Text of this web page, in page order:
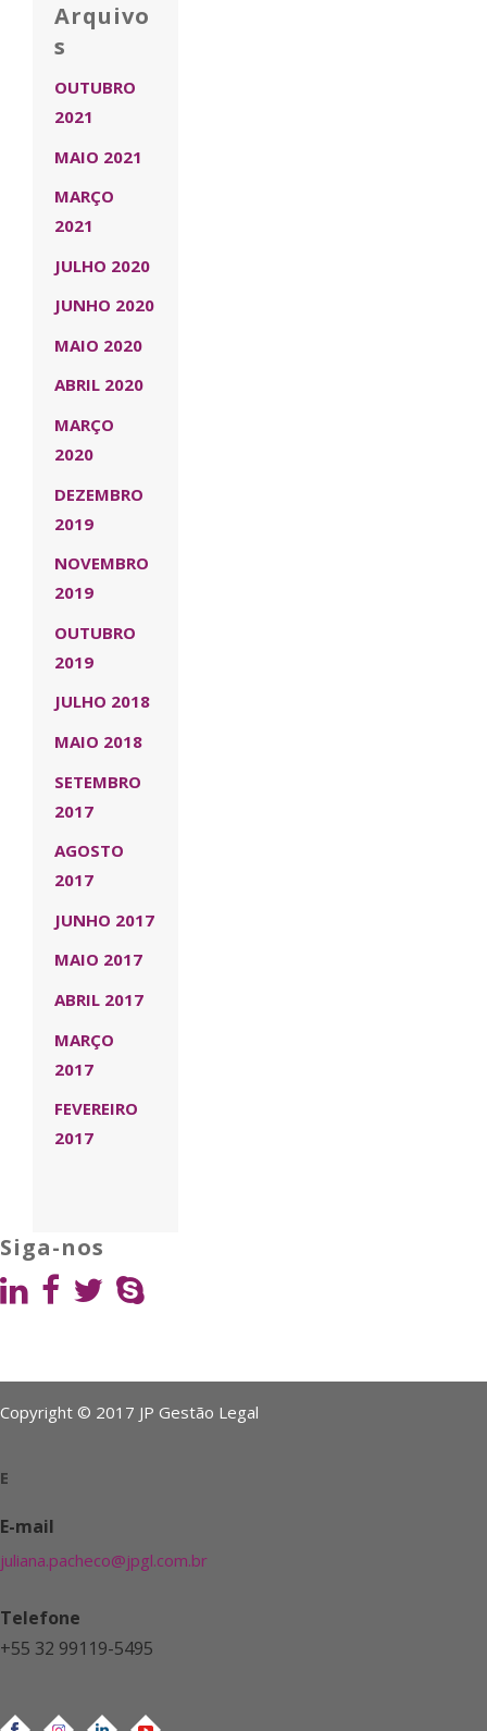
Arquivo
s
OUTUBRO
2021
MAIO 2021
MARÇO
2021
JULHO 2020
JUNHO 2020
MAIO 2020
ABRIL 2020
MARÇO
2020
DEZEMBRO
2019
NOVEMBRO
2019
OUTUBRO
2019
JULHO 2018
MAIO 2018
SETEMBRO
2017
AGOSTO
2017
JUNHO 2017
MAIO 2017
ABRIL 2017
MARÇO
2017
FEVEREIRO
2017
Siga-nos
Copyright © 2017 JP Gestão Legal
E
E-mail
juliana.pacheco@jpgl.com.br
Telefone
+55 32 99119-5495